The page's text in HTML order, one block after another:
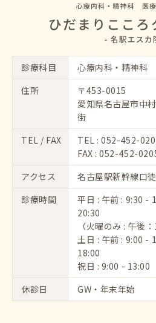
診療科目
心療内科・精神科
住所
〒453-0015
愛知県名古屋市中
街
TEL / FAX
TEL :052-452-
FAX : 052-452-
アクセス
名古屋駅新幹線口
診療時間
平日 : 午前 : 9:30 -
20:30
（火曜のみ : 午後
土日 : 午前 : 9:00 -
18:00
祝日 : 9:00 - 13:00
休診日
GW・年末年始